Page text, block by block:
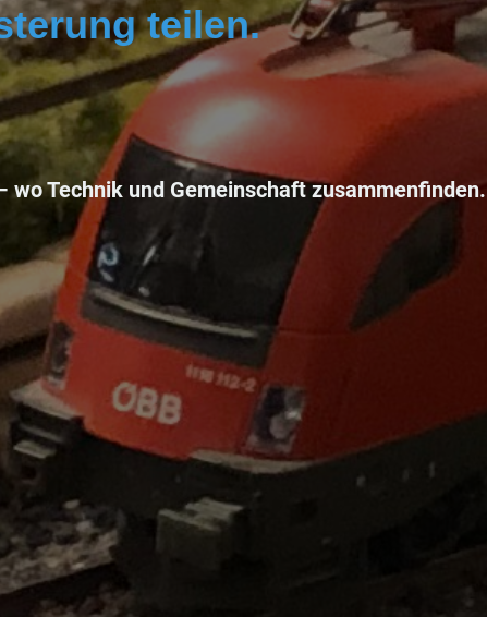
teilen.
wo Technik und Gemeinschaft zusammenfinden.